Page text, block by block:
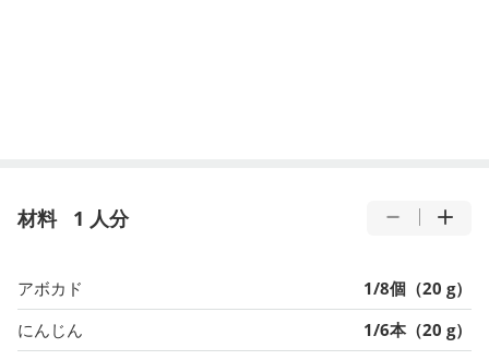
材料 1 人分
アボカド
1/8個（20 g）
にんじん
1/6本（20 g）